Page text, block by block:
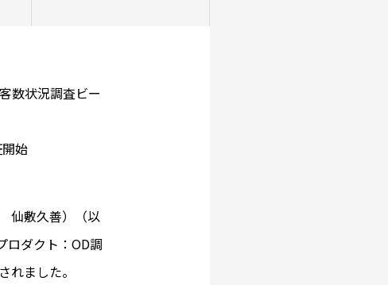
数状況調査ビー
始
仙敷久善）（以
ロダクト：OD調
ました。